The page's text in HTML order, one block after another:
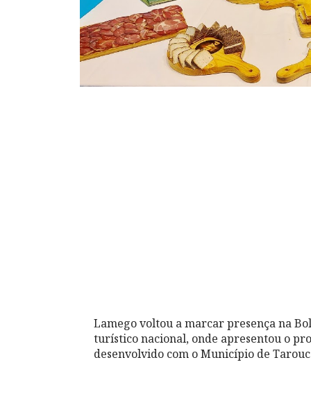
Lamego voltou a marcar presença na
turístico nacional, onde apresentou o
desenvolvido com o Município de